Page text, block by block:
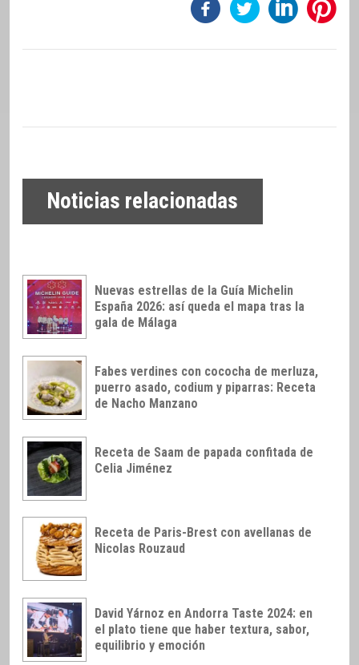
Noticias relacionadas
Nuevas estrellas de la Guía Michelin
España 2026: así queda el mapa tras la
gala de Málaga
Fabes verdines con cococha de merluza,
puerro asado, codium y piparras: Receta
de Nacho Manzano
Receta de Saam de papada confitada de
Celia Jiménez
Receta de Paris-Brest con avellanas de
Nicolas Rouzaud
David Yárnoz en Andorra Taste 2024: en
el plato tiene que haber textura, sabor,
equilibrio y emoción